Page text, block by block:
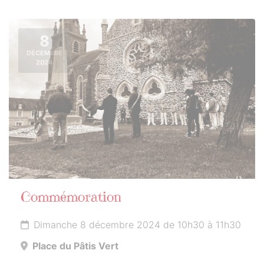
8
DÉCEMBRE
2024
Commémoration
Dimanche 8 décembre 2024 de 10h30 à 11h30
Place du Pâtis Vert